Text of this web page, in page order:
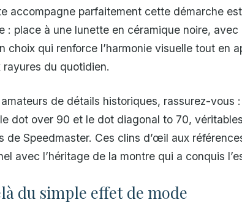
accompagne parfaitement cette démarche
: place à une lunette en céramique noire,
choix qui renforce l’harmonie visuelle tout en
rayures du quotidien.
amateurs de détails historiques, rassurez-vous
dot over 90 et le dot diagonal to 70,
de Speedmaster. Ces clins d’œil aux
avec l’héritage de la montre qui a conquis
du simple effet de mode